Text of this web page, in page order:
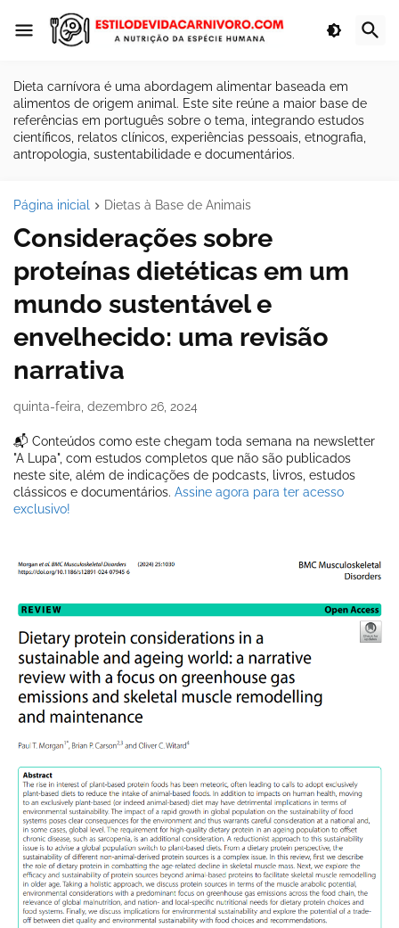
Dieta carnívora é uma abordagem alimentar baseada em
alimentos de origem animal. Este site reúne a maior base de
referências em português sobre o tema, integrando estudos
científicos, relatos clínicos, experiências pessoais, etnografia,
antropologia, sustentabilidade e documentários.
Página inicial Dietas à Base de Animais
Considerações sobre
proteínas dietéticas em um
mundo sustentável e
envelhecido: uma revisão
narrativa
quinta-feira, dezembro 26, 2024
📬 Conteúdos como este chegam toda semana na newsletter
"A Lupa", com estudos completos que não são publicados
neste site, além de indicações de podcasts, livros, estudos
clássicos e documentários. Assine agora para ter acesso
exclusivo!